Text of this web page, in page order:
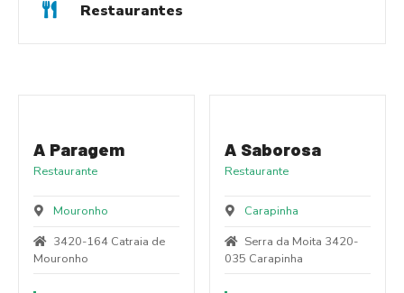
Restaurantes
A Paragem
Restaurante
Mouronho
3420-164 Catraia de
Mouronho
A Saborosa
Restaurante
Carapinha
Serra da Moita 3420-
035 Carapinha